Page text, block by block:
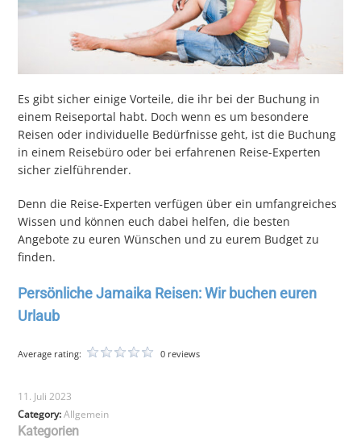
Es gibt sicher einige Vorteile, die ihr bei der Buchung in
einem Reiseportal habt. Doch wenn es um besondere
Reisen oder individuelle Bedürfnisse geht, ist die Buchung
in einem Reisebüro oder bei erfahrenen Reise-Experten
sicher zielführender.
Denn die Reise-Experten verfügen über ein umfangreiches
Wissen und können euch dabei helfen, die besten
Angebote zu euren Wünschen und zu eurem Budget zu
finden.
Persönliche Jamaika Reisen: Wir buchen euren
Urlaub
Average rating: 0 reviews
11. Juli 2023
Category:Allgemein
Kategorien